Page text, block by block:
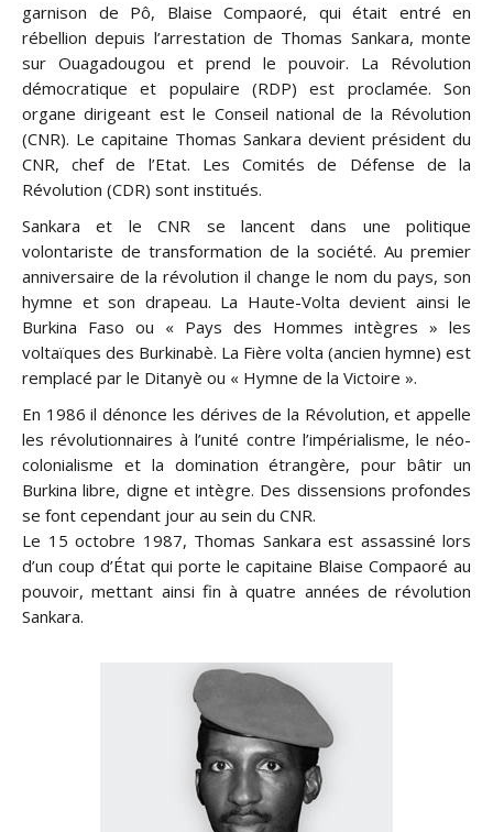
garnison de Pô, Blaise Compaoré, qui était entré en
rébellion depuis l’arrestation de Thomas Sankara, monte
sur Ouagadougou et prend le pouvoir. La Révolution
démocratique et populaire (RDP) est proclamée. Son
organe dirigeant est le Conseil national de la Révolution
(CNR). Le capitaine Thomas Sankara devient président du
CNR, chef de l’Etat. Les Comités de Défense de la
Révolution (CDR) sont institués.
Sankara et le CNR se lancent dans une politique
volontariste de transformation de la société. Au premier
anniversaire de la révolution il change le nom du pays, son
hymne et son drapeau. La Haute-Volta devient ainsi le
Burkina Faso ou « Pays des Hommes intègres » les
voltaïques des Burkinabè. La Fière volta (ancien hymne) est
remplacé par le Ditanyè ou « Hymne de la Victoire ».
En 1986 il dénonce les dérives de la Révolution, et appelle
les révolutionnaires à l’unité contre l’impérialisme, le néo-
colonialisme et la domination étrangère, pour bâtir un
Burkina libre, digne et intègre. Des dissensions profondes
se font cependant jour au sein du CNR.
Le 15 octobre 1987, Thomas Sankara est assassiné lors
d’un coup d’État qui porte le capitaine Blaise Compaoré au
pouvoir, mettant ainsi fin à quatre années de révolution
Sankara.